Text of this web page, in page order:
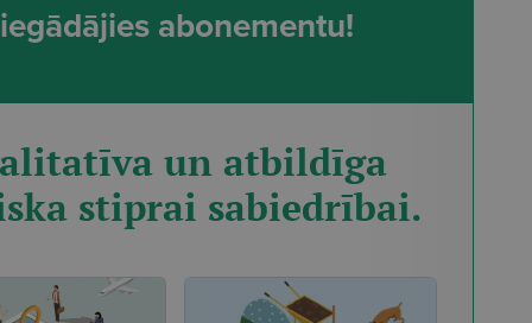
abonementu!
un atbildīga
stiprai sabiedrībai.